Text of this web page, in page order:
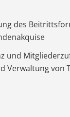
des
und
Verwaltung von